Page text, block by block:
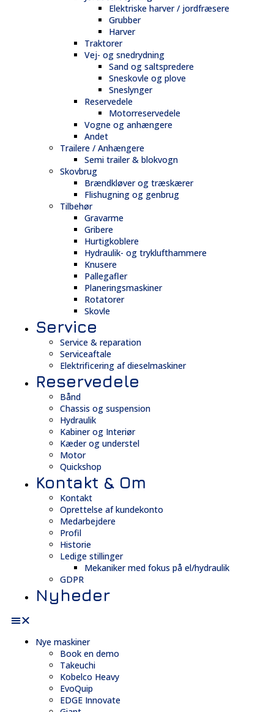
Elektriske harver / jordfræsere
Grubber
Harver
Traktorer
Vej- og snedrydning
Sand og saltspredere
Sneskovle og plove
Sneslynger
Reservedele
Motorreservedele
Vogne og anhængere
Andet
Trailere / Anhængere
Semi trailer & blokvogn
Skovbrug
Brændkløver og træskærer
Flishugning og genbrug
Tilbehør
Gravarme
Gribere
Hurtigkoblere
Hydraulik- og tryklufthammere
Knusere
Pallegafler
Planeringsmaskiner
Rotatorer
Skovle
Service
Service & reparation
Serviceaftale
Elektrificering af dieselmaskiner
Reservedele
Bånd
Chassis og suspension
Hydraulik
Kabiner og Interiør
Kæder og understel
Motor
Quickshop
Kontakt & Om
Kontakt
Oprettelse af kundekonto
Medarbejdere
Profil
Historie
Ledige stillinger
Mekaniker med fokus på el/hydraulik
GDPR
Nyheder
Nye maskiner
Book en demo
Takeuchi
Kobelco Heavy
EvoQuip
EDGE Innovate